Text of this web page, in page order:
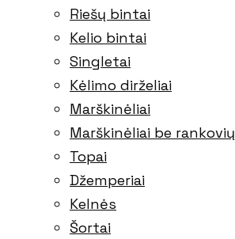
Riešų bintai
Kelio bintai
Singletai
Kėlimo dirželiai
Marškinėliai
Marškinėliai be rankovių
Topai
Džemperiai
Kelnės
Šortai